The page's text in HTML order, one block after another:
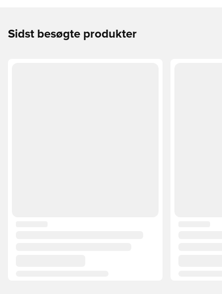
Sidst besøgte produkter